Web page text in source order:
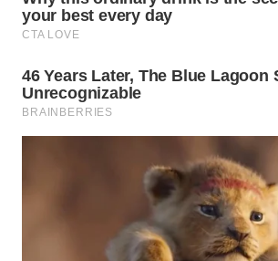
LAWAS
SUMEDANG